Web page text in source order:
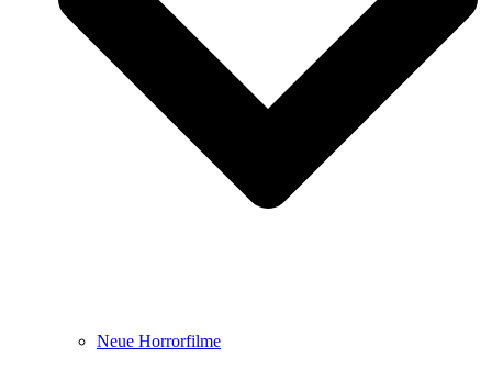
Neue Horrorfilme